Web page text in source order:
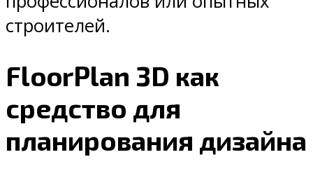
строителей.
FloorPlan 3D как
средство для
планирования дизайна